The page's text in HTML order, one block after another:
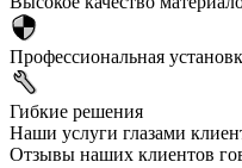
Профессиональная
Гибкие решения
Наши услуги глазами
Отзывы наших клиентов